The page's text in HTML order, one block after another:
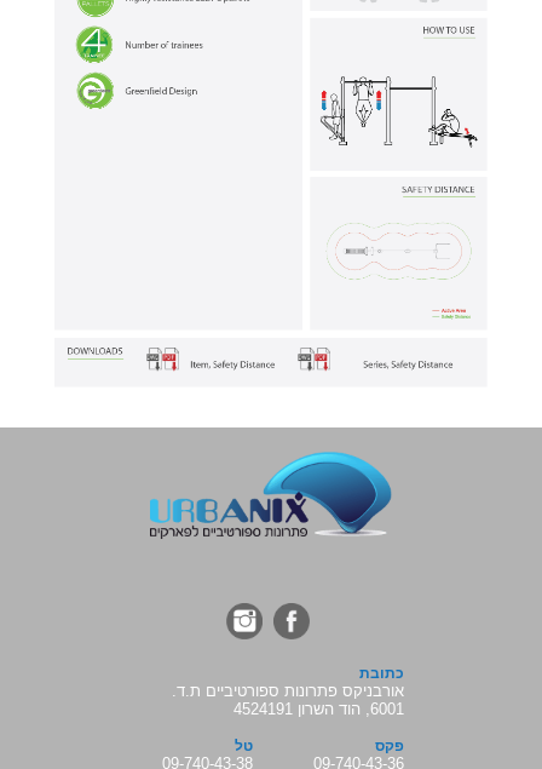
כתובת
אורבניקס פתרונות ספורטיביים ת.ד.
6001, הוד השרון 4524191
טל
09-740-43-38
פקס
09-740-43-36